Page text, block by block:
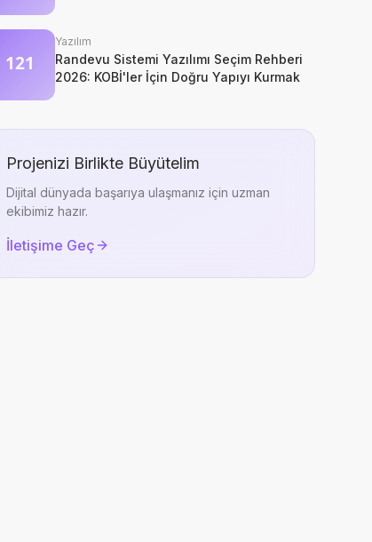
Güçlendirin
Yazılım
Randevu Sistemi Yazılımı Seçim Rehberi
2026: KOBİ'ler İçin Doğru Yapıyı Kurmak
Projenizi Birlikte Büyütelim
Dijital dünyada başarıya ulaşmanız için uzman
ekibimiz hazır.
İletişime Geç